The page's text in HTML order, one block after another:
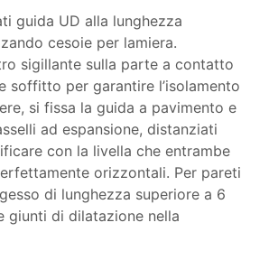
guida UD alla lunghezza
cesoie per lamiera.
sigillante sulla parte a contatto
soffitto per garantire l’isolamento
si fissa la guida a pavimento e
ad espansione, distanziati
con la livella che entrambe
orizzontali. Per pareti
di lunghezza superiore a 6
giunti di dilatazione nella